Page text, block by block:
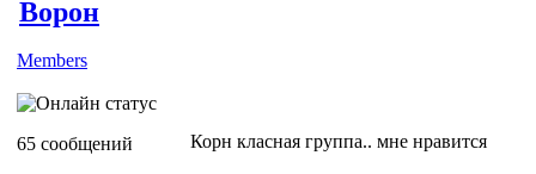
Ворон
Members
65 сообщений Корн класная группа.. мне нравится